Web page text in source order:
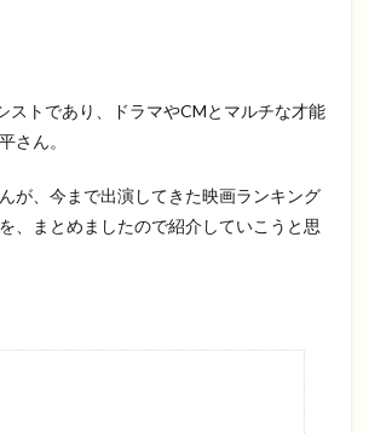
ストであり、ドラマやCMとマルチな才能
さん。
が、今まで出演してきた映画ランキング
、まとめましたので紹介していこうと思